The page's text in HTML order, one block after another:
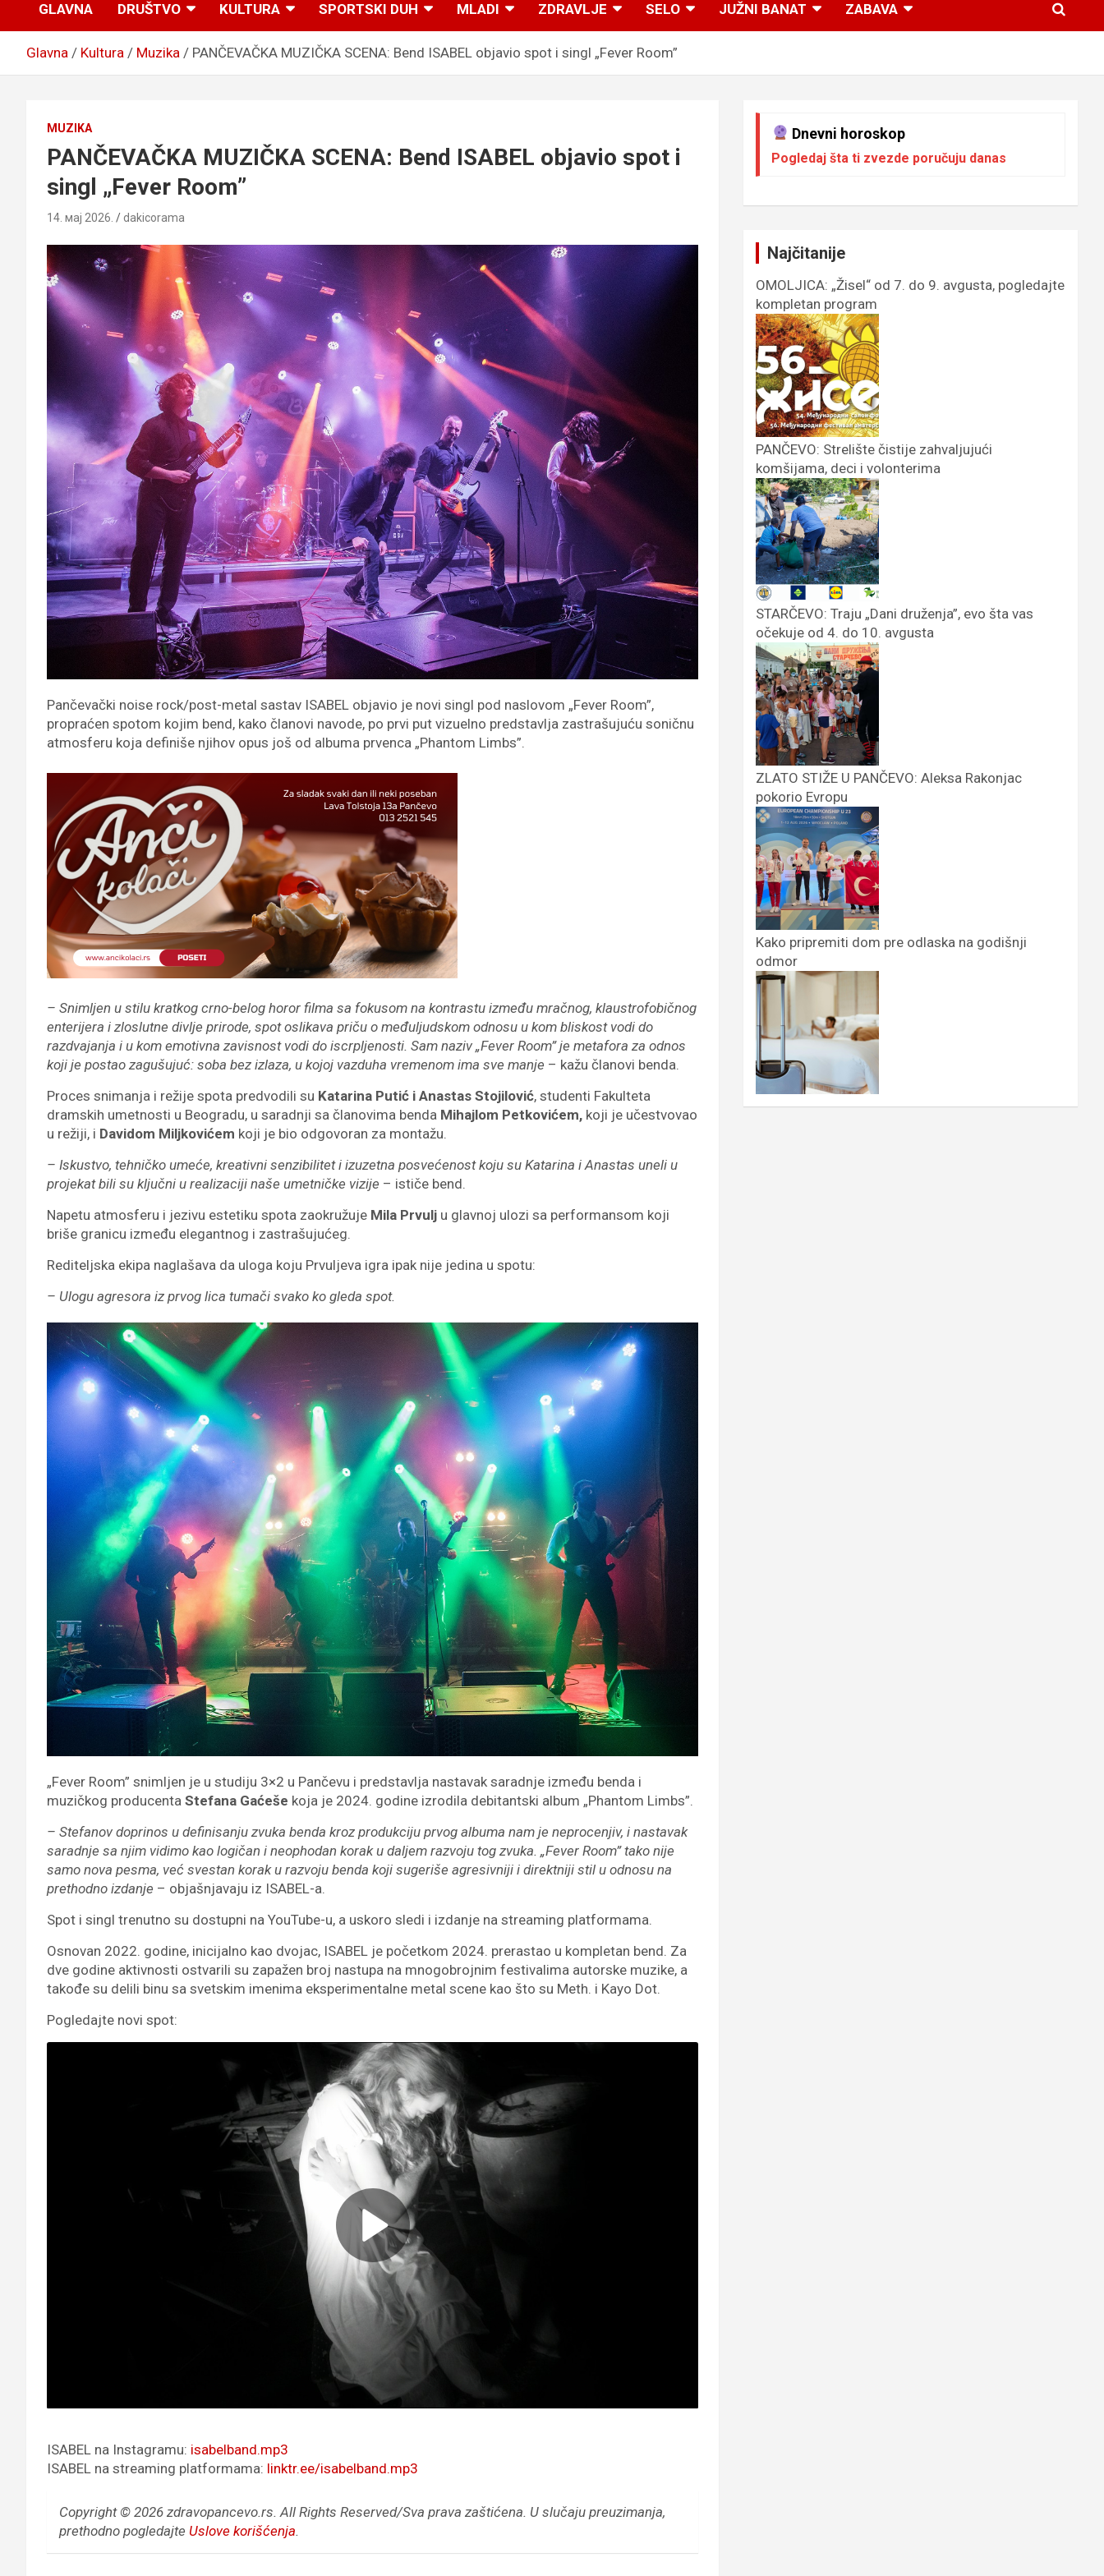
GLAVNA DRUŠTVO KULTURA SPORTSKI DUH MLADI ZDRAVLJE SELO JUŽNI BANAT ZABAVA
Glavna Kultura Muzika PANČEVAČKA MUZIČKA SCENA: Bend ISABEL objavio spot i singl „Fever Room”
MUZIKA
PANČEVAČKA MUZIČKA SCENA: Bend ISABEL objavio spot i
singl „Fever Room”
14. мај 2026. dakicorama
Pančevački noise rock/post-metal sastav ISABEL objavio je novi singl pod naslovom „Fever Room”,
propraćen spotom kojim bend, kako članovi navode, po prvi put vizuelno predstavlja zastrašujuću soničnu
atmosferu koja definiše njihov opus još od albuma prvenca „Phantom Limbs”.
– Snimljen u stilu kratkog crno-belog horor filma sa fokusom na kontrastu između mračnog, klaustrofobičnog
enterijera i zloslutne divlje prirode, spot oslikava priču o međuljudskom odnosu u kom bliskost vodi do
razdvajanja i u kom emotivna zavisnost vodi do iscrpljenosti. Sam naziv „Fever Room” je metafora za odnos
koji je postao zagušujuć: soba bez izlaza, u kojoj vazduha vremenom ima sve manje – kažu članovi benda.
Proces snimanja i režije spota predvodili su Katarina Putić i Anastas Stojilović, studenti Fakulteta
dramskih umetnosti u Beogradu, u saradnji sa članovima benda Mihajlom Petkovićem, koji je učestvovao
u režiji, i Davidom Miljkovićem koji je bio odgovoran za montažu.
– Iskustvo, tehničko umeće, kreativni senzibilitet i izuzetna posvećenost koju su Katarina i Anastas uneli u
projekat bili su ključni u realizaciji naše umetničke vizije – ističe bend.
Napetu atmosferu i jezivu estetiku spota zaokružuje Mila Prvulj u glavnoj ulozi sa performansom koji
briše granicu između elegantnog i zastrašujućeg.
Rediteljska ekipa naglašava da uloga koju Prvuljeva igra ipak nije jedina u spotu:
– Ulogu agresora iz prvog lica tumači svako ko gleda spot.
„Fever Room” snimljen je u studiju 3×2 u Pančevu i predstavlja nastavak saradnje između benda i
muzičkog producenta Stefana Gaćeše koja je 2024. godine izrodila debitantski album „Phantom Limbs”.
– Stefanov doprinos u definisanju zvuka benda kroz produkciju prvog albuma nam je neprocenjiv, i nastavak
saradnje sa njim vidimo kao logičan i neophodan korak u daljem razvoju tog zvuka. „Fever Room” tako nije
samo nova pesma, već svestan korak u razvoju benda koji sugeriše agresivniji i direktniji stil u odnosu na
prethodno izdanje – objašnjavaju iz ISABEL-a.
Spot i singl trenutno su dostupni na YouTube-u, a uskoro sledi i izdanje na streaming platformama.
Osnovan 2022. godine, inicijalno kao dvojac, ISABEL je početkom 2024. prerastao u kompletan bend. Za
dve godine aktivnosti ostvarili su zapažen broj nastupa na mnogobrojnim festivalima autorske muzike, a
takođe su delili binu sa svetskim imenima eksperimentalne metal scene kao što su Meth. i Kayo Dot.
Pogledajte novi spot:
ISABEL na Instagramu: isabelband.mp3
ISABEL na streaming platformama: linktr.ee/isabelband.mp3
Copyright © 2026 zdravopancevo.rs. All Rights Reserved/Sva prava zaštićena. U slučaju preuzimanja,
prethodno pogledajte Uslove korišćenja.
Dnevni horoskop
Pogledaj šta ti zvezde poručuju danas
Najčitanije
OMOLJICA: „Žisel“ od 7. do 9. avgusta, pogledajte
kompletan program
PANČEVO: Strelište čistije zahvaljujući
komšijama, deci i volonterima
STARČEVO: Traju „Dani druženja”, evo šta vas
očekuje od 4. do 10. avgusta
ZLATO STIŽE U PANČEVO: Aleksa Rakonjac
pokorio Evropu
Kako pripremiti dom pre odlaska na godišnji
odmor